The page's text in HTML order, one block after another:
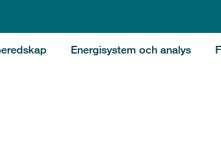
Energisystem och analys